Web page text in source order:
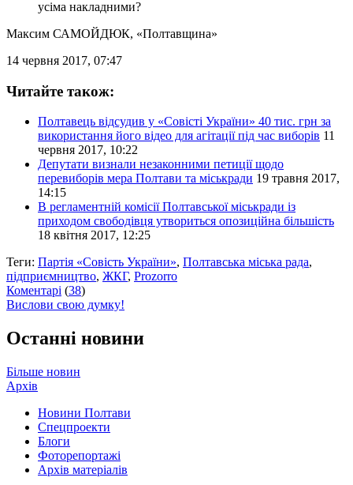
усіма накладними?
Максим САМОЙДЮК, «Полтавщина»
14 червня 2017, 07:47
Читайте також:
Полтавець відсудив у «Совісті України» 40 тис. грн за
використання його відео для агітації під час виборів 11
червня 2017, 10:22
Депутати визнали незаконними петиції щодо
перевиборів мера Полтави та міськради 19 травня 2017,
14:15
В регламентній комісії Полтавської міськради із
приходом свободівця утвориться опозиційна більшість
18 квітня 2017, 12:25
Теги: Партія «Совість України», Полтавська міська рада,
підприємництво, ЖКГ, Prozorro
Коментарі (38)
Вислови свою думку!
Останні новини
Більше новин
Архів
Новини Полтави
Спецпроекти
Блоги
Фоторепортажі
Архів матеріалів